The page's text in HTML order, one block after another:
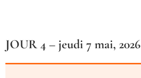
JOUR 4 – jeudi 7 mai, 2026